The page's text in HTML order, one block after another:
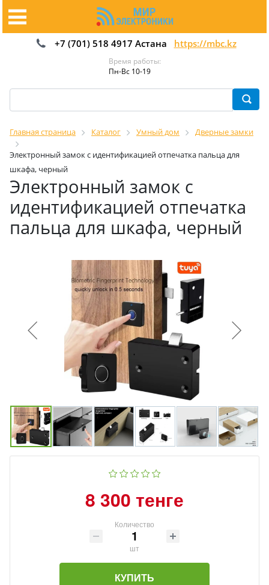
+7 (701) 518 4917 Астана https://mbc.kz
Время работы:
Пн-Вс 10-19
Главная страница Каталог Умный дом Дверные замки
Электронный замок с идентификацией отпечатка пальца для
шкафа, черный
Электронный замок с
идентификацией отпечатка
пальца для шкафа, черный
8 300 тенге
Количество
шт
КУПИТЬ